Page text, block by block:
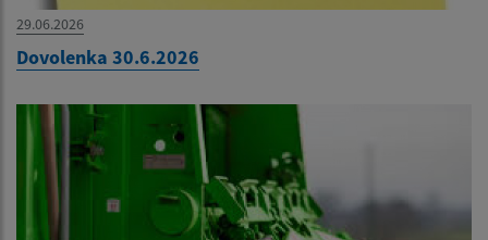
29.06.2026
Dovolenka 30.6.2026